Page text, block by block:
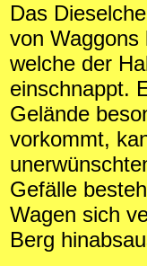
Das
von Waggons
welche der
einschnappt.
Gelände
vorkommt,
Gefälle
Wagen sich
Berg